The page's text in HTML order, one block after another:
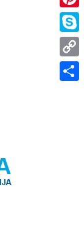
Skype
Copy